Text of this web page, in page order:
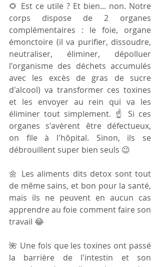
🌻 Est ce utile ? Et bien... non. Notre
corps dispose de 2 organes
complémentaires : le foie, organe
émonctoire (il va purifier, dissoudre,
neutraliser, éliminer, dépolluer
l'organisme des déchets accumulés
avec les excès de gras de sucre
d'alcool) va transformer ces toxines
et les envoyer au rein qui va les
éliminer tout simplement. ☝️ Si ces
organes s'avèrent être défectueux,
on file à l'hôpital. Sinon, ils se
débrouillent super bien seuls 😉
🌼 Les aliments dits detox sont tout
de même sains, et bon pour la santé,
mais ils ne peuvent en aucun cas
apprendre au foie comment faire son
travail 😂
🌺 Une fois que les toxines ont passé
la barrière de l'intestin et son